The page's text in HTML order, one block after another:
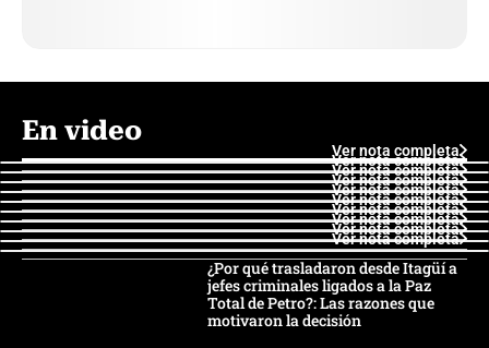
En video
Ver nota completa
Ver nota completa
Ver nota completa
Ver nota completa
Ver nota completa
Ver nota completa
Ver nota completa
Ver nota completa
Ver nota completa
Ver nota completa
¿Por qué trasladaron desde Itagüí a
jefes criminales ligados a la Paz
Total de Petro?: Las razones que
motivaron la decisión